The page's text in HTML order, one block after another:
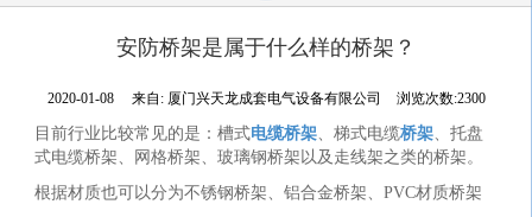
安防桥架是属于什么样的桥架？
2020-01-08 来自: 厦门兴天龙成套电气设备有限公司 浏览次数:2300
目前行业比较常见的是：槽式电缆桥架、梯式电缆桥架、托盘
式电缆桥架、网格桥架、玻璃钢桥架以及走线架之类的桥架。
根据材质也可以分为不锈钢桥架、铝合金桥架、PVC材质桥架